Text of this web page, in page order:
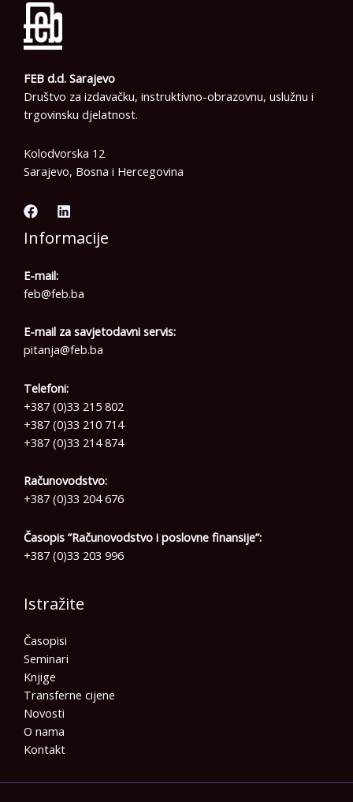
FEB d.d. Sarajevo
Društvo za izdavačku, instruktivno-obrazovnu, uslužnu i
trgovinsku djelatnost.
Kolodvorska 12
Sarajevo, Bosna i Hercegovina
Informacije
E-mail:
feb@feb.ba
E-mail za savjetodavni servis:
pitanja@feb.ba
Telefoni:
+387 (0)33 215 802
+387 (0)33 210 714
+387 (0)33 214 874
Računovodstvo:
+387 (0)33 204 676
Časopis ”Računovodstvo i poslovne finansije”:
+387 (0)33 203 996
Istražite
Časopisi
Seminari
Knjige
Transferne cijene
Novosti
O nama
Kontakt